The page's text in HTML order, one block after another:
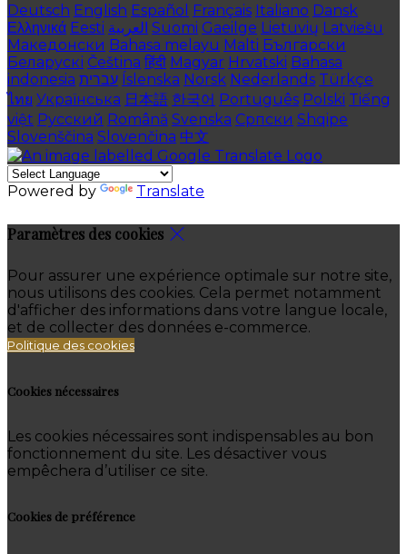
Deutsch English Español Français Italiano Dansk
Ελληνικά Eesti العربية Suomi Gaeilge Lietuvių Latviešu
Македонски Bahasa melayu Malti Български
Беларускі Čeština हिंदी Magyar Hrvatski Bahasa
indonesia עברית Íslenska Norsk Nederlands Türkçe
ไทย Українська 日本語 한국어 Português Polski Tiếng
việt Русский Română Svenska Српски Shqipe
Slovenščina Slovenčina 中文
Powered by Translate
Paramètres des cookies
Pour assurer une expérience optimale sur notre site,
nous utilisons des cookies. Cela permet notamment
d'afficher des informations dans votre langue locale,
et de collecter des données e-commerce.
Politique des cookies
Cookies nécessaires
Les cookies nécessaires sont indispensables au bon
fonctionnement du site. Les désactiver vous
empêchera d’utiliser ce site.
Cookies de préférence